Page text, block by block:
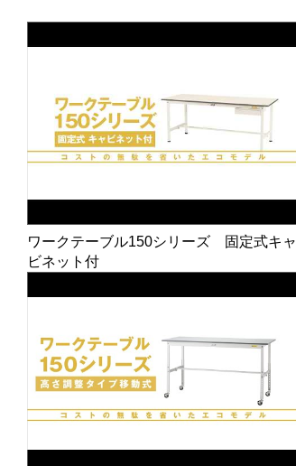
ワークテーブル150シリーズ 固定式キャ
ビネット付